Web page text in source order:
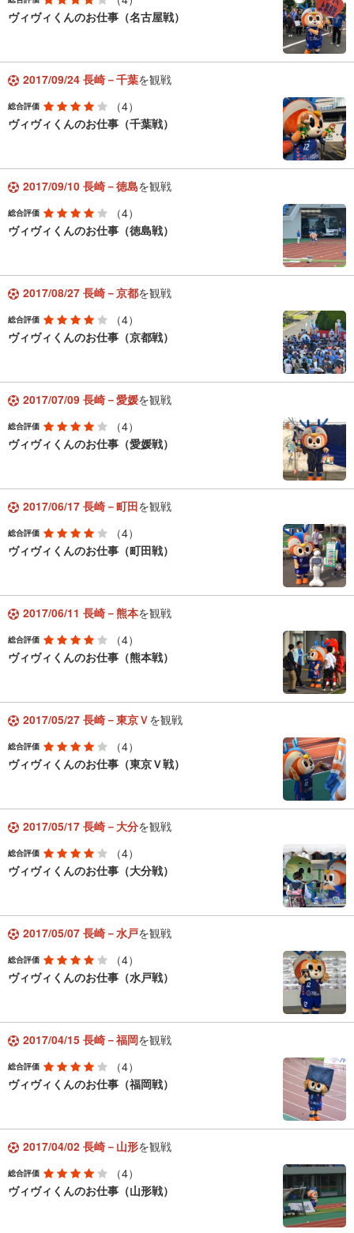
ヴィヴィくんのお仕事（名古屋戦）
2017/09/24 長崎－千葉を観戦
総合評価
（4）
ヴィヴィくんのお仕事（千葉戦）
2017/09/10 長崎－徳島を観戦
総合評価
（4）
ヴィヴィくんのお仕事（徳島戦）
2017/08/27 長崎－京都を観戦
総合評価
（4）
ヴィヴィくんのお仕事（京都戦）
2017/07/09 長崎－愛媛を観戦
総合評価
（4）
ヴィヴィくんのお仕事（愛媛戦）
2017/06/17 長崎－町田を観戦
総合評価
（4）
ヴィヴィくんのお仕事（町田戦）
2017/06/11 長崎－熊本を観戦
総合評価
（4）
ヴィヴィくんのお仕事（熊本戦）
2017/05/27 長崎－東京Ｖを観戦
総合評価
（4）
ヴィヴィくんのお仕事（東京Ｖ戦）
2017/05/17 長崎－大分を観戦
総合評価
（4）
ヴィヴィくんのお仕事（大分戦）
2017/05/07 長崎－水戸を観戦
総合評価
（4）
ヴィヴィくんのお仕事（水戸戦）
2017/04/15 長崎－福岡を観戦
総合評価
（4）
ヴィヴィくんのお仕事（福岡戦）
2017/04/02 長崎－山形を観戦
総合評価
（4）
ヴィヴィくんのお仕事（山形戦）